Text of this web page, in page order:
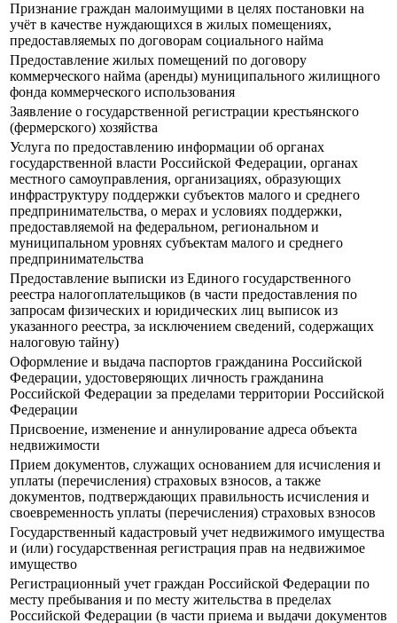
Признание граждан малоимущими в целях постановки на
учёт в качестве нуждающихся в жилых помещениях,
предоставляемых по договорам социального найма
Предоставление жилых помещений по договору
коммерческого найма (аренды) муниципального жилищного
фонда коммерческого использования
Заявление о государственной регистрации крестьянского
(фермерского) хозяйства
Услуга по предоставлению информации об органах
государственной власти Российской Федерации, органах
местного самоуправления, организациях, образующих
инфраструктуру поддержки субъектов малого и среднего
предпринимательства, о мерах и условиях поддержки,
предоставляемой на федеральном, региональном и
муниципальном уровнях субъектам малого и среднего
предпринимательства
Предоставление выписки из Единого государственного
реестра налогоплательщиков (в части предоставления по
запросам физических и юридических лиц выписок из
указанного реестра, за исключением сведений, содержащих
налоговую тайну)
Оформление и выдача паспортов гражданина Российской
Федерации, удостоверяющих личность гражданина
Российской Федерации за пределами территории Российской
Федерации
Присвоение, изменение и аннулирование адреса объекта
недвижимости
Прием документов, служащих основанием для исчисления и
уплаты (перечисления) страховых взносов, а также
документов, подтверждающих правильность исчисления и
своевременность уплаты (перечисления) страховых взносов
Государственный кадастровый учет недвижимого имущества
и (или) государственная регистрация прав на недвижимое
имущество
Регистрационный учет граждан Российской Федерации по
месту пребывания и по месту жительства в пределах
Российской Федерации (в части приема и выдачи документов